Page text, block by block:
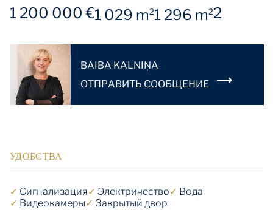
1 200 000 €1 029 m21 296 m22
BAIBA KALNIŅA
OТПРАВИТЬ СООБЩЕНИЕ
УДОБСТВА
✓ Cигнализация✓ Электричество✓ Вода
✓ Видеокамеры✓ Закрытый двор